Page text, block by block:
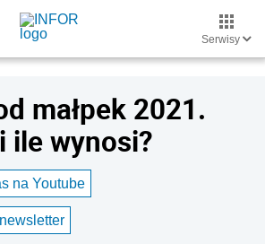
Serwisy
małpek 2021.
ile wynosi?
na Youtube